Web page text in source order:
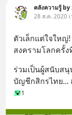
คลังความรู้
28 ส.ค. 2020
ตัวเล็กแต่ใจให
สงครามโลกครั้ง
ร่วมเป็นผู้สนับสนุ
บัญชีกสิกรไทย...
1